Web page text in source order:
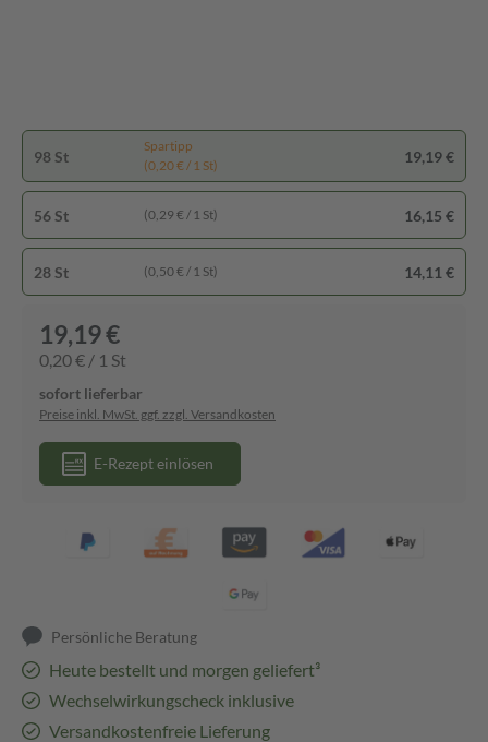
98 St
Spartipp
(0,20 € / 1 St)
19,19 €
56 St (0,29 € / 1 St) 16,15 €
28 St (0,50 € / 1 St) 14,11 €
19,19 €
0,20 € / 1 St
sofort lieferbar
Preise inkl. MwSt. ggf. zzgl. Versandkosten
E-Rezept einlösen
Persönliche Beratung
Heute bestellt und morgen geliefert³
Wechselwirkungscheck inklusive
Versandkostenfreie Lieferung